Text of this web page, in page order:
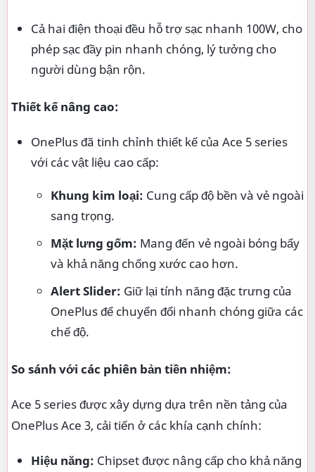
Cả hai điện thoại đều hỗ trợ sạc nhanh 100W, cho
phép sạc đầy pin nhanh chóng, lý tưởng cho
người dùng bận rộn.
Thiết kế nâng cao:
OnePlus đã tinh chỉnh thiết kế của Ace 5 series
với các vật liệu cao cấp:
Khung kim loại: Cung cấp độ bền và vẻ ngoài
sang trọng.
Mặt lưng gốm: Mang đến vẻ ngoài bóng bẩy
và khả năng chống xước cao hơn.
Alert Slider: Giữ lại tính năng đặc trưng của
OnePlus để chuyển đổi nhanh chóng giữa các
chế độ.
So sánh với các phiên bản tiền nhiệm:
Ace 5 series được xây dựng dựa trên nền tảng của
OnePlus Ace 3, cải tiến ở các khía cạnh chính:
Hiệu năng: Chipset được nâng cấp cho khả năng